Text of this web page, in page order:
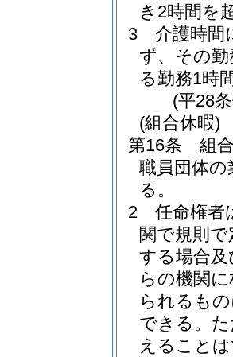
き2時間を
3
介護時間
ず、その
る勤務1時
(平28
(組合休暇)
第16条
組
職員団体
る。
2
任命権者
関で規則
する場合
らの機関
られるも
できる。
えること